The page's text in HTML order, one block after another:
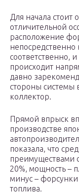
Для начала стоит
отличительной
расположение
непосредственно
соответственно,
происходит
давно
стороны системы
коллектор.
Прямой впрыск
производстве
показала, что
преимуществами
20%, мощность –
минус – форсунки
топлива.